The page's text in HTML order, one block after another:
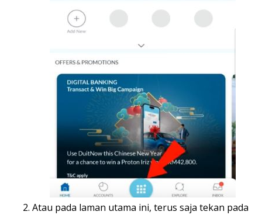
Atau pada laman utama ini, terus saja tekan pada